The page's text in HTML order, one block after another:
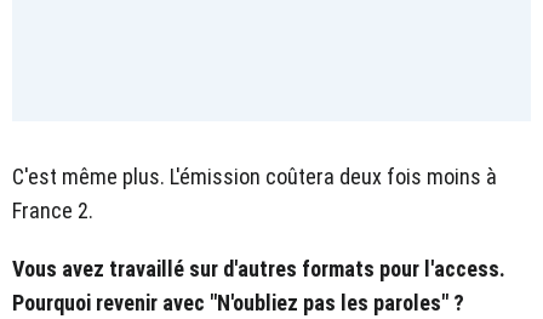
C'est même plus. L'émission coûtera deux fois moins à
France 2.
Vous avez travaillé sur d'autres formats pour l'access.
Pourquoi revenir avec "N'oubliez pas les paroles" ?